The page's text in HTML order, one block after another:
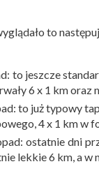
to
to jeszcze
6 x 1 km
to już typowy
4 x 1 km w
ostatnie dni
lekkie 6 km, a w